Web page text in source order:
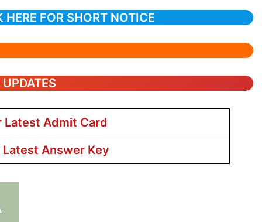
HERE FOR SHORT NOTICE
Latest Admit Card
Answer Key